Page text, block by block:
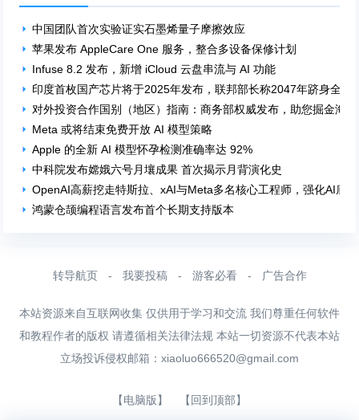
中国团队首次实验证实石墨烯量子摩擦效应
苹果发布 AppleCare One 服务，整合多设备保修计划
Infuse 8.2 发布，新增 iCloud 云盘串流与 AI 功能
印度首枚国产芯片将于2025年发布，联邦部长称2047年跻身全球
对外投资合作国别（地区）指南：商务部权威发布，助您掘金海外
Meta 或将结束免费开放 AI 模型策略
Apple 的全新 AI 模型怀孕检测准确率达 92%
中科院发布嫦娥六号月壤成果 首次揭示月背演化史
OpenAI高薪挖走特斯拉、xAI与Meta多名核心工程师，强化AI底
鸿蒙仓颉编程语言发布首个长期支持版本
转导航页 - 我要投稿 - 游客必看 - 广告合作
本站资源来自互联网收集 仅供用于学习和交流 我们尊重任何软件
和教程作者的版权 请遵循相关法律法规 本站一切资源不代表本站
立场投诉侵权邮箱： xiaoluo666520@gmail.com
【电脑版】 【回到顶部】